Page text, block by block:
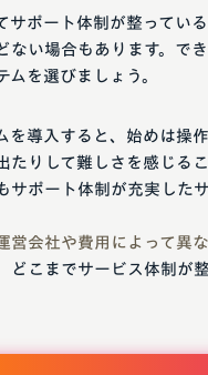
サポート体制が整ってい
ない場合もあります。で
ムを選びましょう。
を導入すると、始めは操
たりして難しさを感じる
サポート体制が充実した
営会社や費用によって異な
どこまでサービス体制が